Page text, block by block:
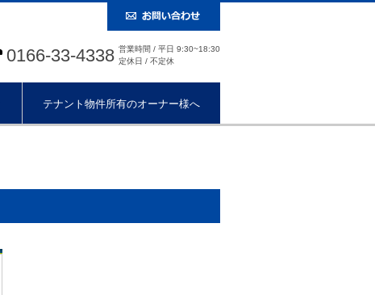
0166-33-4338 営業時間 / 平日 9:30~18:30
定休日 / 不定休
テナント物件所有のオーナー様へ